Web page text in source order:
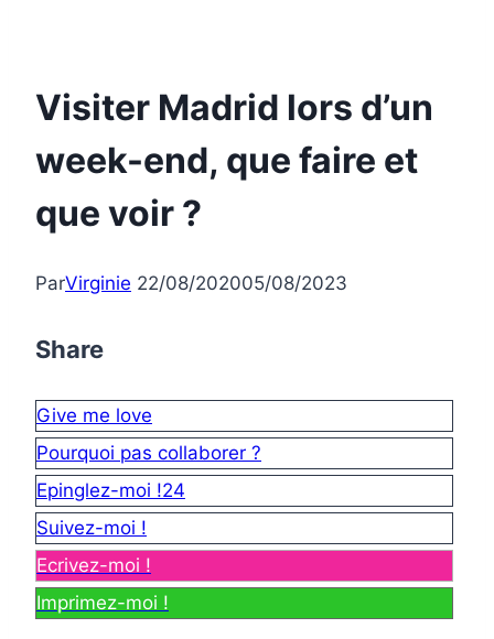
Visiter Madrid lors d’un
week-end, que faire et
que voir ?
ParVirginie 22/08/202005/08/2023
Share
Give me love
Pourquoi pas collaborer ?
Epinglez-moi !24
Suivez-moi !
Ecrivez-moi !
Imprimez-moi !